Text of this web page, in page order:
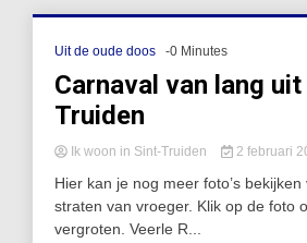
Uit de oude doos -0 Minutes
Carnaval van lang
Truiden
Ik woon in Sint-Truiden 2 februari
Hier kan je nog meer foto’s
straten van vroeger. Klik op de foto
vergroten. Veerle R...